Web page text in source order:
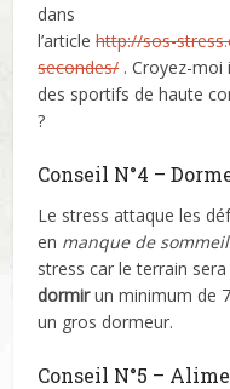
dans
l’articlehttp://sos-
secondes/. Croyez-moi
des sportifs de haute
?
Conseil N°4 –
Le stress attaque les
en manque de sommeil
stress car le terrain
dormirun minimum de
un gros dormeur.
Conseil N°5 –